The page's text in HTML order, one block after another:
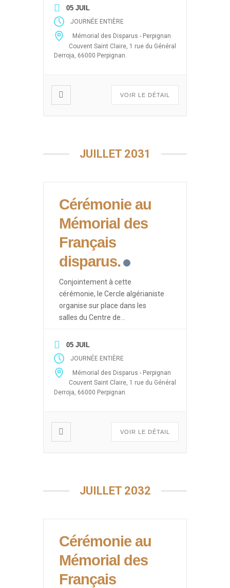
d’Algérie des événements ayant
pour thèmes les drames de la
guerre d’Algérie (Enlèvements et
disparitions massives après le 19
mars 1962, 5 juillet 1962, 26
débats […]
05 JUIL
JOURNÉE ENTIÈRE
Mémorial des Disparus - Perpignan
Couvent Saint Claire, 1 rue du Général
Derroja, 66000 Perpignan.
VOIR LE DÉTAIL
JUILLET 2031
Cérémonie au
Mémorial des
Français
disparus.
Conjointement à cette
cérémonie, le Cercle algérianiste
organise sur place dans les
salles du Centre de
d’Algérie des événements ayant
pour thèmes les drames de la
guerre d’Algérie (Enlèvements et
disparitions massives après le 19
mars 1962, 5 juillet 1962, 26
débats […]
05 JUIL
JOURNÉE ENTIÈRE
Mémorial des Disparus - Perpignan
Couvent Saint Claire, 1 rue du Général
Derroja, 66000 Perpignan.
VOIR LE DÉTAIL
JUILLET 2032
Cérémonie au
Mémorial des
Français